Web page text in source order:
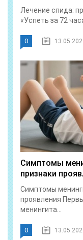
Лечение спида:
«Успеть за 72
0
Симптомы
признаки
Симптомы
проявления
менингита...
0